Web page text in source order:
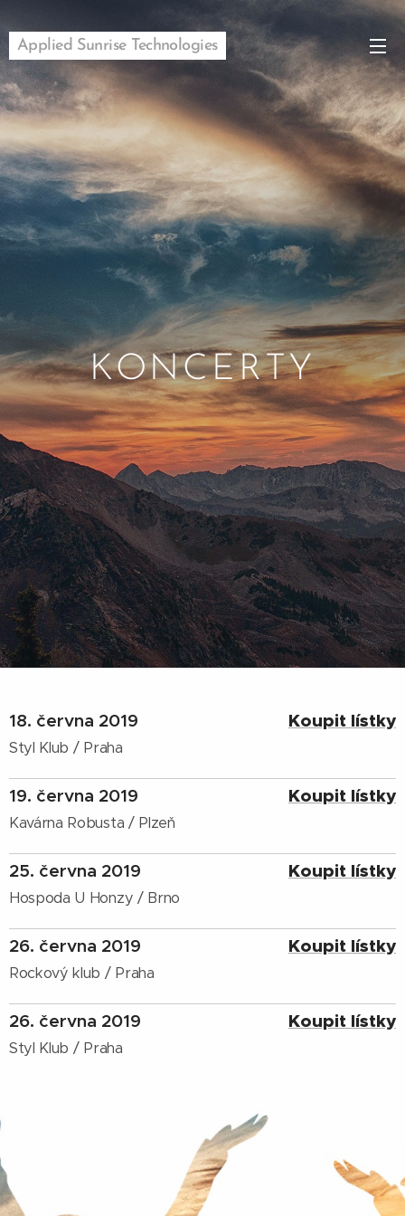
Applied Sunrise Technologies
KONCERTY
18. června 2019
Styl Klub / Praha
Koupit lístky
19. června 2019
Kavárna Robusta / Plzeň
Koupit lístky
25. června 2019
Hospoda U Honzy / Brno
Koupit lístky
26. června 2019
Rockový klub / Praha
Koupit lístky
26. června 2019
Styl Klub / Praha
Koupit lístky